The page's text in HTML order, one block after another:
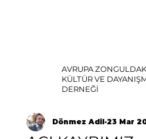
AVRUPA
KÜLTÜR VE
DERNEĞİ
Dönmez Adil 23 Mar